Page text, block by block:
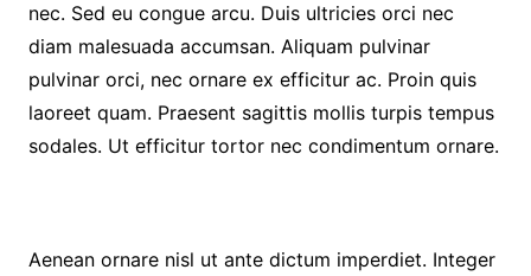
nec. Sed eu congue arcu. Duis ultricies orci nec
diam malesuada accumsan. Aliquam pulvinar
pulvinar orci, nec ornare ex efficitur ac. Proin quis
laoreet quam. Praesent sagittis mollis turpis tempus
sodales. Ut efficitur tortor nec condimentum ornare.
Aenean ornare nisl ut ante dictum imperdiet. Integer